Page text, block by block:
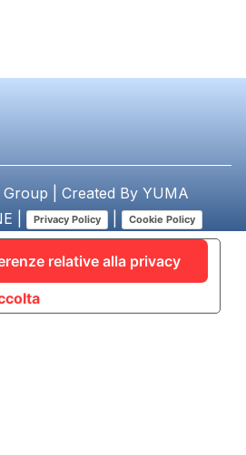
| Created By YUMA
Privacy Policy Cookie Policy
relative alla privacy
wplink